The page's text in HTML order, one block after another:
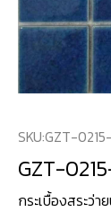
SKU:GZT-
GZT-
กระเบื้องสระว่